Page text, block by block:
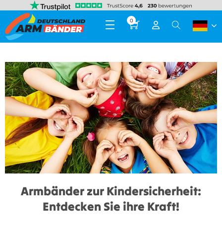
0
Armbänder zur Kindersicherheit:
Entdecken Sie ihre Kraft!